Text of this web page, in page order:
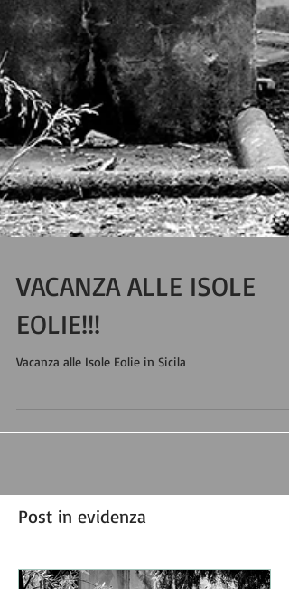
VACANZA ALLE ISOLE
EOLIE!!!
Vacanza alle Isole Eolie in Sicila
Post in evidenza